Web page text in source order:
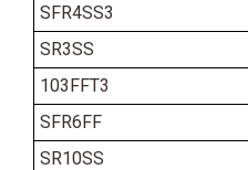
SFR4SS3
SR3SS
103FFT3
SFR6FF
SR10SS